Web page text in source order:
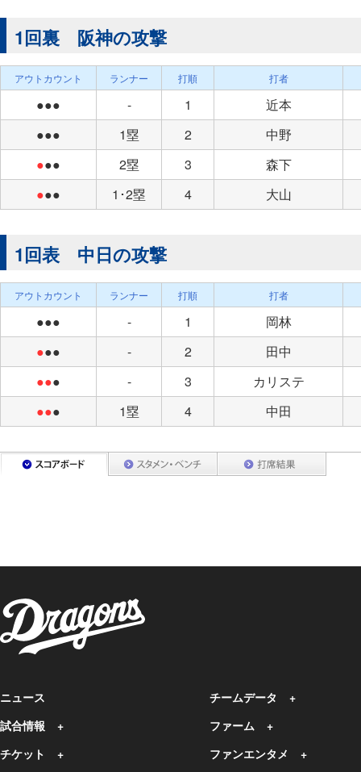
1回裏 阪神の攻撃
アウトカウント ランナー 打順 打者
●●● - 1
近本
●●●
1塁 2
中野
●●● 2塁 3
森下
●●● 1･2塁 4 大山
1回表 中日の攻撃
アウトカウント ランナー 打順 打者
●●● - 1
岡林
●●● - 2
田中
●●● - 3
カリステ
●●● 1塁 4 中田
ニュース
試合情報
チケット
チームデータ
ファーム
ファンエンタメ